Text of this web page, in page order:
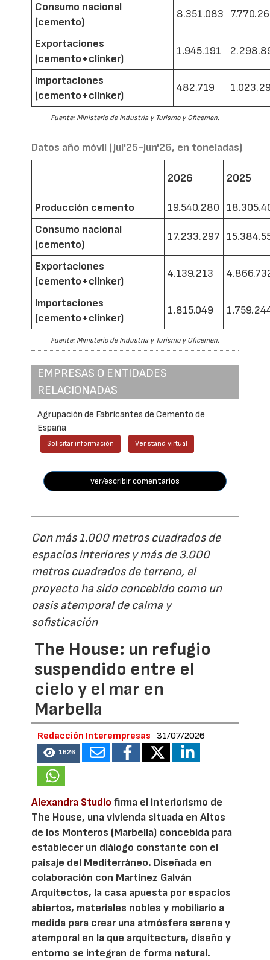
Consumo nacional
(cemento)
8.351.083
Exportaciones
(cemento+clínker)
1.945.191
Importaciones
(cemento+clínker)
482.719
Fuente: Ministerio de Industria y Turismo y Oficemen.
Datos año móvil (jul'25-jun'26, en toneladas)
2026 2025
Producción cemento 19.540.280
Consumo nacional
(cemento)
17.233.297
Exportaciones
(cemento+clínker)
4.139.213
Importaciones
(cemento+clínker)
1.815.049
Fuente: Ministerio de Industria y Turismo y Oficemen.
EMPRESAS O ENTIDADES
RELACIONADAS
Agrupación de Fabricantes de Cemento de
España
Solicitar información Ver stand virtual
ver/escribir comentarios
Con más 1.000 metros cuadrados de
espacios interiores y más de 3.000
metros cuadrados de terreno, el
proyecto ha sido concebido como un
oasis atemporal de calma y
sofisticación
The House: un refugio
suspendido entre el
cielo y el mar en
Marbella
Redacción Interempresas 31/07/2026
1626
Alexandra Studio firma el interiorismo de
The House, una vivienda situada en Altos
de los Monteros (Marbella) concebida para
establecer un diálogo constante con el
paisaje del Mediterráneo. Diseñada en
colaboración con Martinez Galván
Arquitectos, la casa apuesta por espacios
abiertos, materiales nobles y mobiliario a
medida para crear una atmósfera serena y
atemporal en la que arquitectura, diseño y
entorno se integran de forma natural.